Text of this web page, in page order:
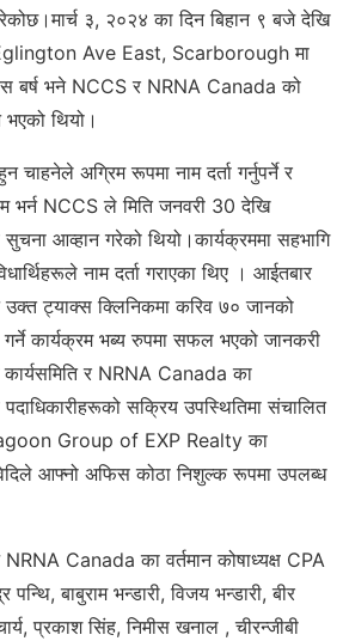
३, २०२४ का दिन बिहान ९ बजे देखि
Ave East, Scarborough मा
बर्ष भने NCCS र NRNA Canada को
थियो।
चाहनेले अग्रिम रूपमा नाम दर्ता गर्नुपर्ने र
भर्न NCCS ले मिति जनवरी 30 देखि
आव्हान गरेको थियो।कार्यक्रममा सहभागि
नाम दर्ता गराएका थिए । आईतबार
उक्त ट्याक्स क्लिनिकमा करिव ७० जानको
कार्यक्रम भब्य रुपमा सफल भएको जानकरी
कार्यसमिति र NRNA Canada का
सक्रिय उपस्थितिमा संचालित
Group of EXP Realty का
आफ्नो अफिस कोठा निशुल्क रूपमा उपलब्ध
Canada का वर्तमान कोषाध्यक्ष CPA
पन्थि, बाबुराम भन्डारी, विजय भन्डारी, बीर
प्रकाश सिंह, निमीस खनाल , चीरन्जीबी